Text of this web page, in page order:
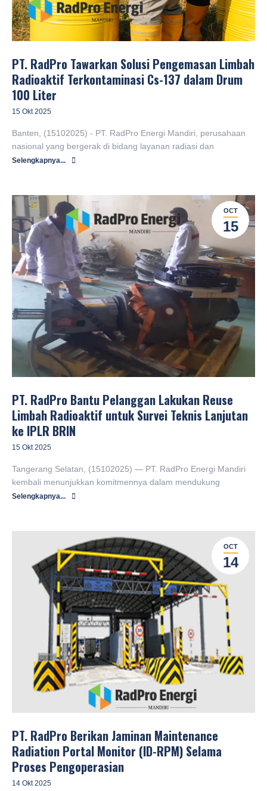
PT. RadPro Tawarkan Solusi Pengemasan Limbah
Radioaktif Terkontaminasi Cs-137 dalam Drum
100 Liter
15 Okt 2025
Banten, (15102025) - PT. RadPro Energi Mandiri, perusahaan
nasional yang bergerak di bidang layanan radiasi dan
Selengkapnya...
OCT
15
PT. RadPro Bantu Pelanggan Lakukan Reuse
Limbah Radioaktif untuk Survei Teknis Lanjutan
ke IPLR BRIN
15 Okt 2025
Tangerang Selatan, (15102025) — PT. RadPro Energi Mandiri
kembali menunjukkan komitmennya dalam mendukung
Selengkapnya...
OCT
14
PT. RadPro Berikan Jaminan Maintenance
Radiation Portal Monitor (ID-RPM) Selama
Proses Pengoperasian
14 Okt 2025